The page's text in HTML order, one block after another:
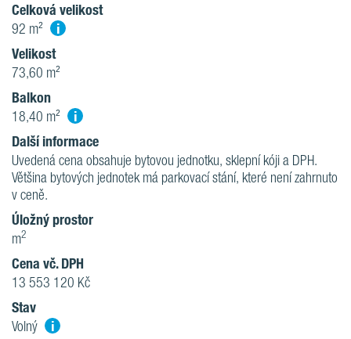
Celková velikost
92 m² i
Velikost
73,60 m²
Balkon
18,40 m² i
Další informace
Uvedená cena obsahuje bytovou jednotku, sklepní kóji a DPH.
Většina bytových jednotek má parkovací stání, které není zahrnuto
v ceně.
Úložný prostor
m2
Cena vč. DPH
13 553 120 Kč
Stav
Volný i